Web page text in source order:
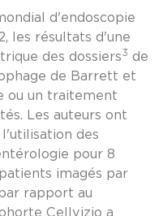
d'endoscopie
les résultats d'une
des dossiers3 de
de Barrett et
ou un traitement
Les auteurs ont
des
pour 8
imagés par
rapport au
Cellvizio a